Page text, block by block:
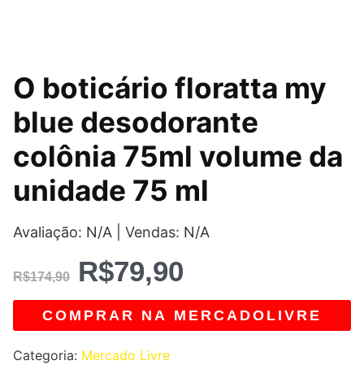
O boticário floratta my
blue desodorante
colônia 75ml volume da
unidade 75 ml
Avaliação: N/A | Vendas: N/A
R$174,90
O
preço
original
era:
R$174,90.
R$79,90
O
preço
atual
é:
R$79,90.
COMPRAR NA MERCADOLIVRE
Categoria: Mercado Livre